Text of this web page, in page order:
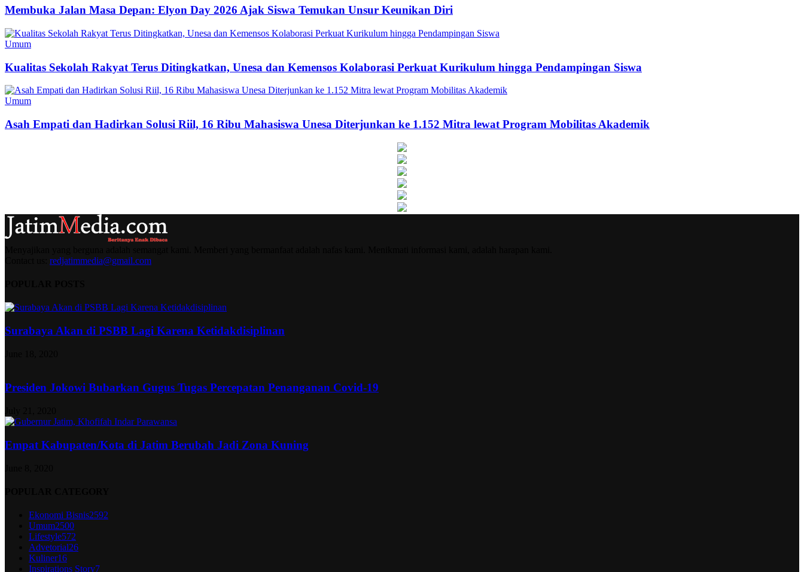
Membuka Jalan Masa Depan: Elyon Day 2026 Ajak Siswa Temukan Unsur Keunikan Diri
Umum
Kualitas Sekolah Rakyat Terus Ditingkatkan, Unesa dan Kemensos Kolaborasi Perkuat Kurikulum hingga Pendampingan Siswa
Umum
Asah Empati dan Hadirkan Solusi Riil, 16 Ribu Mahasiswa Unesa Diterjunkan ke 1.152 Mitra lewat Program Mobilitas Akademik
redjatimmedia@gmail.com
Surabaya Akan di PSBB Lagi Karena Ketidakdisiplinan
Presiden Jokowi Bubarkan Gugus Tugas Percepatan Penanganan Covid-19
Empat Kabupaten/Kota di Jatim Berubah Jadi Zona Kuning
Ekonomi Bisnis2592
Umum2500
Lifestyle572
Advetorial26
Kuliner16
Inspirations Story7